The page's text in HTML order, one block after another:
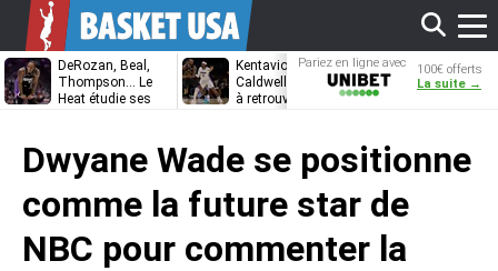
DeRozan, Beal,
Thompson… Le
Heat étudie ses
Kentavious
Caldwell-Pope prêt
à retrouver LeBron
Jonathan
Kuminga, le
Pariez en ligne avec
Unibet
100€ offerts
La suite →
Dwyane Wade se positionne
comme la future star de
NBC pour commenter la